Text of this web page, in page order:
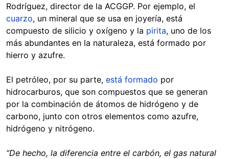
Rodríguez, director de la ACGGP. Por ejemplo, el
cuarzo, un mineral que se usa en joyería, está
compuesto de silicio y oxígeno y la pirita, uno de los
más abundantes en la naturaleza, está formado por
hierro y azufre.
El petróleo, por su parte, está formado por
hidrocarburos, que son compuestos que se generan
por la combinación de átomos de hidrógeno y de
carbono, junto con otros elementos como azufre,
hidrógeno y nitrógeno.
“De hecho, la diferencia entre el carbón, el gas natural